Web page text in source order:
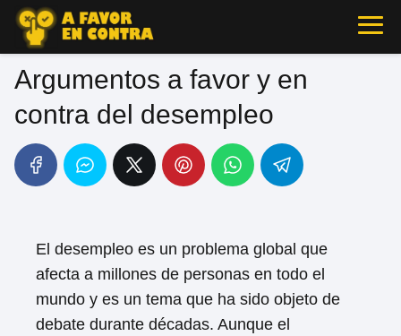
Argumentos a favor y en
contra del desempleo
El desempleo es un problema global que
afecta a millones de personas en todo el
mundo y es un tema que ha sido objeto de
debate durante décadas. Aunque el